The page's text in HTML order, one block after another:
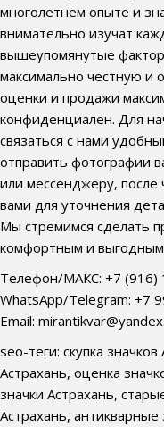
многолетнем опыте и
внимательно изучат
вышеупомянутые
максимально честную и
оценки и продажи
конфиденциален. Для
связаться с нами
отправить фотографии
или мессенджеру, после
вами для уточнения
Мы стремимся сделать
комфортным и выгодным
Телефон/МАКС: +7 (916)
WhatsApp/Telegram: +7
Email:
seo-теги: скупка
Астрахань, оценка
значки Астрахань,
Астрахань, антикварные